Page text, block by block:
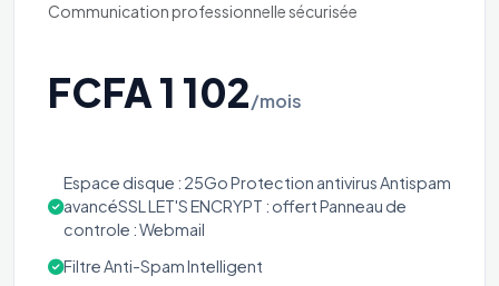
Communication professionnelle sécurisée
FCFA 1 102/mois
Espace disque : 25Go Protection antivirus Antispam
avancéSSL LET'S ENCRYPT : offert Panneau de
controle : Webmail
Filtre Anti-Spam Intelligent